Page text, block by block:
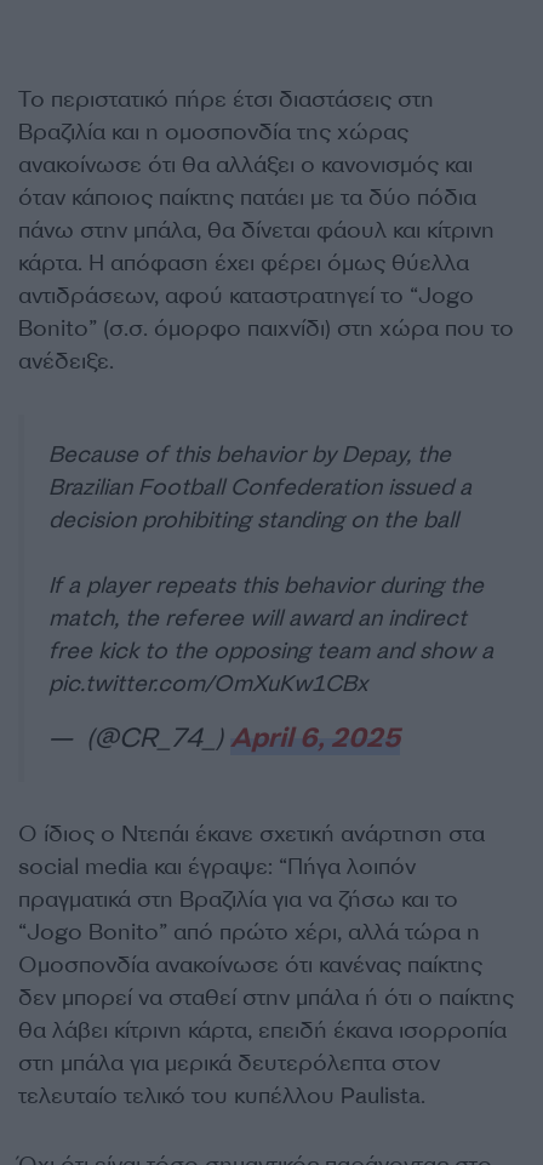
Το περιστατικό πήρε έτσι διαστάσεις στη
Βραζιλία και η ομοσπονδία της χώρας
ανακοίνωσε ότι θα αλλάξει ο κανονισμός και
όταν κάποιος παίκτης πατάει με τα δύο πόδια
πάνω στην μπάλα, θα δίνεται φάουλ και κίτρινη
κάρτα. Η απόφαση έχει φέρει όμως θύελλα
αντιδράσεων, αφού καταστρατηγεί το “Jogo
Bonito” (σ.σ. όμορφο παιχνίδι) στη χώρα που το
ανέδειξε.
Because of this behavior by Depay, the
Brazilian Football Confederation issued a
decision prohibiting standing on the ball
If a player repeats this behavior during the
match, the referee will award an indirect
free kick to the opposing team and show a
pic.twitter.com/OmXuKw1CBx
— (@CR_74_)April 6, 2025
Ο ίδιος ο Ντεπάι έκανε σχετική ανάρτηση στα
social media και έγραψε: “Πήγα λοιπόν
πραγματικά στη Βραζιλία για να ζήσω και το
“Jogo Bonito” από πρώτο χέρι, αλλά τώρα η
Ομοσπονδία ανακοίνωσε ότι κανένας παίκτης
δεν μπορεί να σταθεί στην μπάλα ή ότι ο παίκτης
θα λάβει κίτρινη κάρτα, επειδή έκανα ισορροπία
στη μπάλα για μερικά δευτερόλεπτα στον
τελευταίο τελικό του κυπέλλου Paulista.